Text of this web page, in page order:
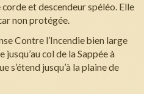
et descendeur spéléo. Elle
non protégée.
Contre l’Incendie bien large
jusqu’au col de la Sappée à
s’étend jusqu’à la plaine de